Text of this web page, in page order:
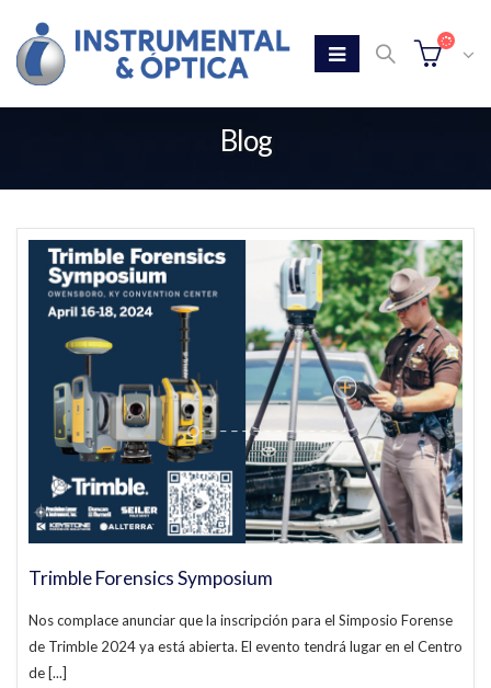
Blog
Trimble Forensics Symposium
Nos complace anunciar que la inscripción para el Simposio Forense
de Trimble 2024 ya está abierta. El evento tendrá lugar en el Centro
de [...]